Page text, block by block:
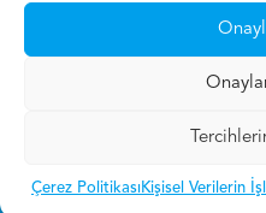
Çerez PolitikasıKişisel Verilerin